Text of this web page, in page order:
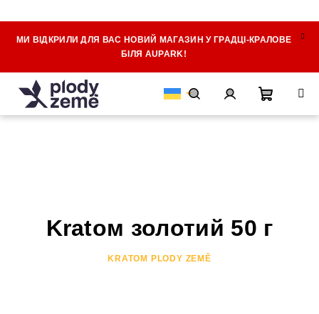
МИ ВІДКРИЛИ ДЛЯ ВАС НОВИЙ МАГАЗИН У ГРАДЦІ-КРАЛОВЕ
БІЛЯ AUPARK!
ПошукВхід Кошик
Kratом золотий 50 г
KRATOM PLODY ZEMĚ